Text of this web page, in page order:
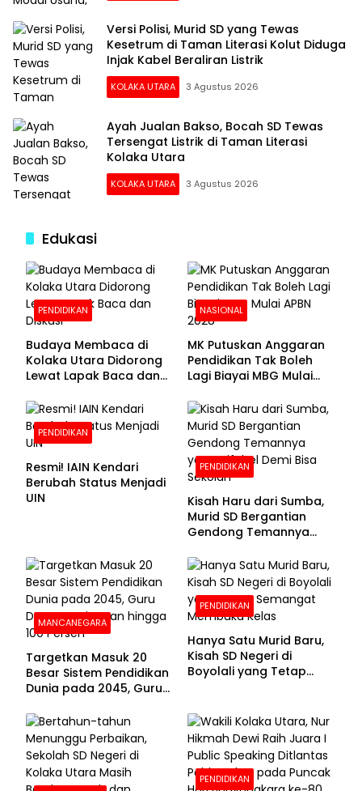
Versi Polisi, Murid SD yang Tewas
Kesetrum di Taman Literasi Kolut Diduga
Injak Kabel Beraliran Listrik
KOLAKA UTARA 3 Agustus 2026
Ayah Jualan Bakso, Bocah SD Tewas
Tersengat Listrik di Taman Literasi
Kolaka Utara
KOLAKA UTARA 3 Agustus 2026
Edukasi
PENDIDIKAN
Budaya Membaca di
Kolaka Utara Didorong
Lewat Lapak Baca dan
NASIONAL
MK Putuskan Anggaran
Pendidikan Tak Boleh
Lagi Biayai MBG Mulai
PENDIDIKAN
Resmi! IAIN Kendari
Berubah Status Menjadi
UIN
PENDIDIKAN
Kisah Haru dari Sumba,
Murid SD Bergantian
Gendong Temannya
Sekolah
MANCANEGARA
Targetkan Masuk 20
Besar Sistem Pendidikan
Dunia pada 2045, Guru
100 Persen
PENDIDIKAN
Hanya Satu Murid Baru,
Kisah SD Negeri di
Boyolali yang Tetap
PENDIDIKAN